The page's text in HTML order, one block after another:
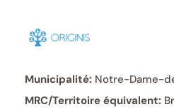
Skip
content
Municipalité: Notre-Dame-
MRC/Territoire équivalent: